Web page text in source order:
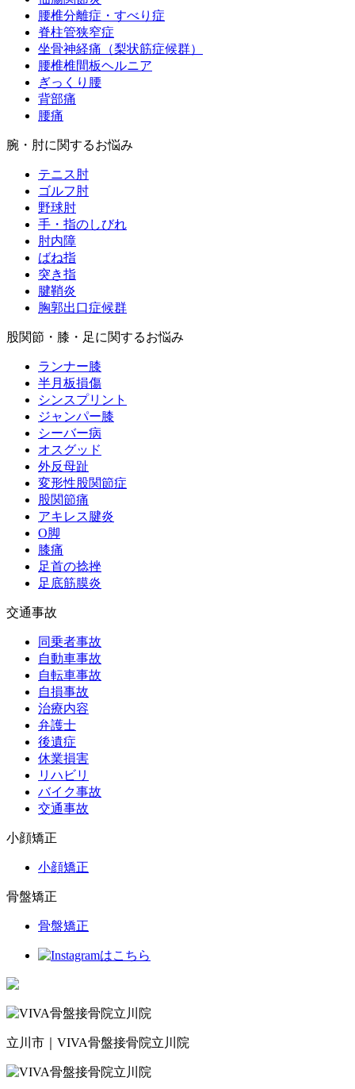
腰椎分離症・すべり症
脊柱管狭窄症
坐骨神経痛（梨状筋症候群）
腰椎椎間板ヘルニア
ぎっくり腰
背部痛
腰痛
腕・肘に関するお悩み
テニス肘
ゴルフ肘
野球肘
手・指のしびれ
肘内障
ばね指
突き指
腱鞘炎
胸郭出口症候群
股関節・膝・足に関するお悩み
ランナー膝
半月板損傷
シンスプリント
ジャンパー膝
シーバー病
オスグッド
外反母趾
変形性股関節症
股関節痛
アキレス腱炎
O脚
膝痛
足首の捻挫
足底筋膜炎
交通事故
同乗者事故
自動車事故
自転車事故
自損事故
治療内容
弁護士
後遺症
休業損害
リハビリ
バイク事故
交通事故
小顔矯正
小顔矯正
骨盤矯正
骨盤矯正
立川市｜VIVA骨盤接骨院立川院